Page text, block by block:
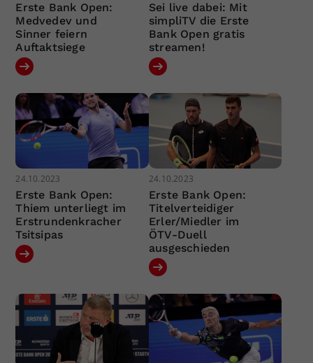
Erste Bank Open:
Medvedev und
Sinner feiern
Auftaktsiege
Sei live dabei: Mit
simpliTV die Erste
Bank Open gratis
streamen!
24.10.2023
Erste Bank Open:
Thiem unterliegt im
Erstrundenkracher
Tsitsipas
24.10.2023
Erste Bank Open:
Titelverteidiger
Erler/Miedler im
ÖTV-Duell
ausgeschieden